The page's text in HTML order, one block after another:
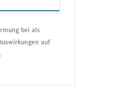
bei als
auf